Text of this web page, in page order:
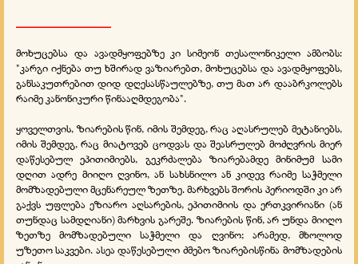
მოხუცებსა და ავადმყოფებზე კი სიმეონ თესალონიკელი ამბობს:
"კარგი იქნება თუ ხშირად ვაზიარებთ, მოხუცებსა და ავადმყოფებს,
განსაკუთრებით დიდ დღესასწაულებზე, თუ მათ არ დააბრკოლებს
რაიმე კანონიკური წინააღმდეგობა".
ყოველთვის, ზიარების წინ, იმის შემდეგ, რაც აღასრულებ მეტანიებს,
იმის შემდეგ, რაც მიატოვებ ცოდვას და შეასრულებ მოძღვრის მიერ
დაწესებულ ეპითიმიებს, გეკრძალება ზიარებამდე მინიმუმ სამი
დღით ადრე მიიღო ღვინო, ან სახსნილო ან კიდევ რაიმე საჭმელი
მომზადებული მცენარეულ ზეთზე. მარხვებს შორის პერიოდში კი არ
გაქვს უფლება ეზიარო აღსარების, ეპითიმიის და ერთკვირიანი (ან
თუნდაც სამდღიანი) მარხვის გარეშე. ზიარების წინ, არ უნდა მიიღო
ზეთზე მომზადებული საჭმელი და ღვინო; არამედ, მხოლოდ
უზეთო საკვები. ასეა დაწესებული ძმებო ზიარებისწინა მომზადების